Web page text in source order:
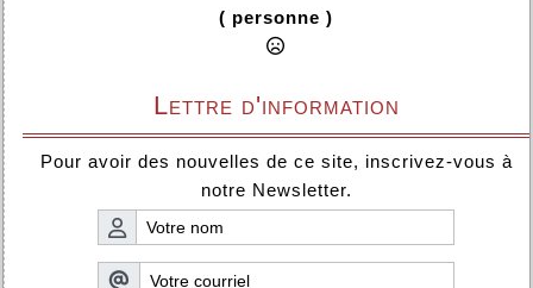
( personne )
Lettre d'information
Pour avoir des nouvelles de ce site, inscrivez-vous à
notre Newsletter.